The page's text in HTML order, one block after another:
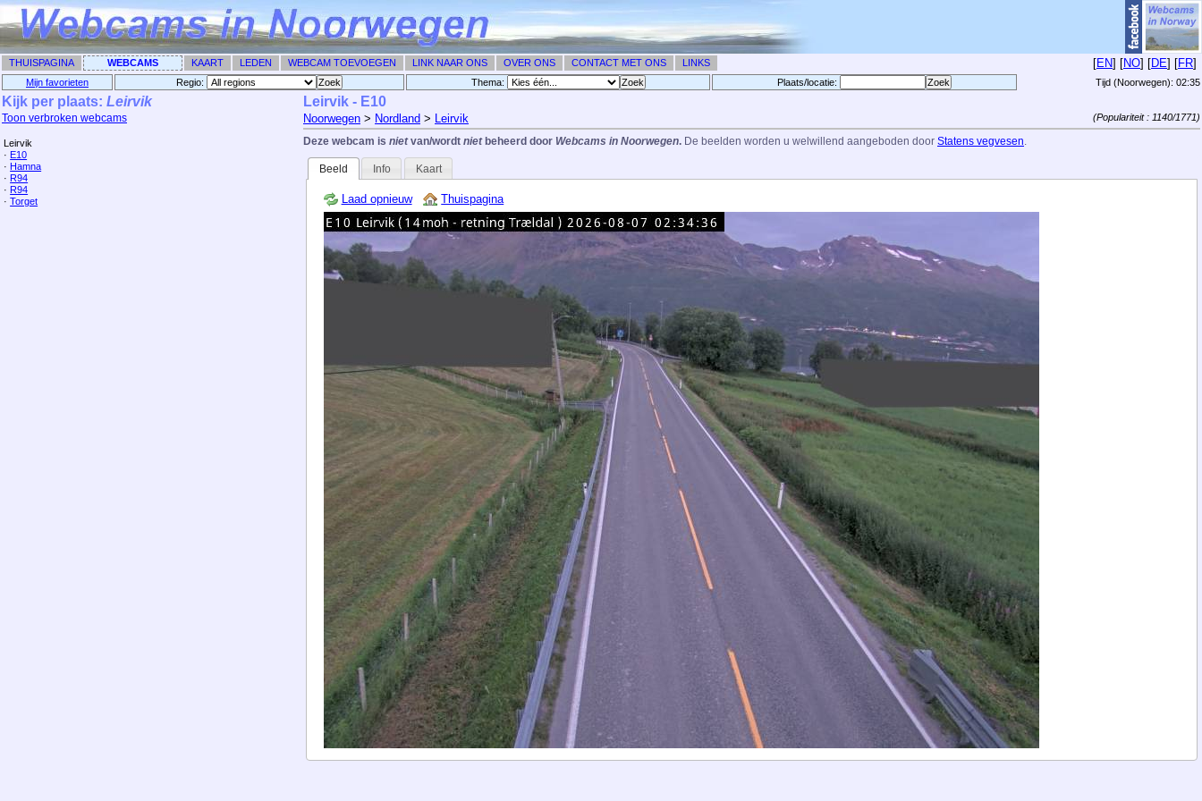
THUISPAGINA WEBCAMS KAART LEDEN WEBCAM TOEVOEGEN LINK NAAR ONS OVER ONS CONTACT MET ONS LINKS [EN] [NO] [DE] [FR]
Mijn favorieten Regio: Thema: Plaats/locatie: Tijd (Noorwegen): 02:35